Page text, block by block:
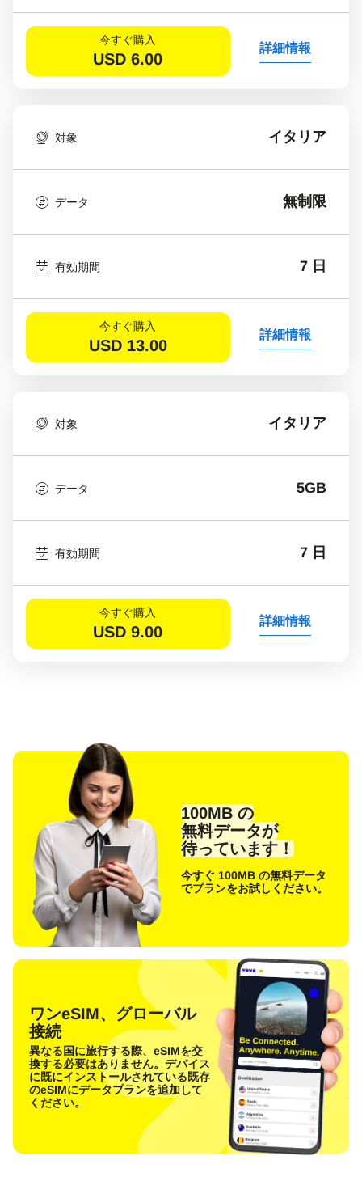
今すぐ購入
USD 6.00
詳細情報
対象 イタリア
データ 無制限
有効期間 7 日
今すぐ購入
USD 13.00
詳細情報
対象 イタリア
データ 5GB
有効期間 7 日
今すぐ購入
USD 9.00
詳細情報
100MB の
無料データが
待っています！
今すぐ 100MB の無料データ
でプランをお試しください。
ワンeSIM、グローバル
接続
異なる国に旅行する際、eSIMを交
換する必要はありません。デバイス
に既にインストールされている既存
のeSIMにデータプランを追加して
ください。